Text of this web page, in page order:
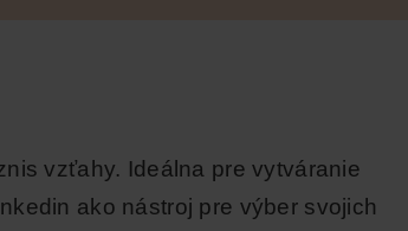
vzťahy. Ideálna pre vytváranie
ako nástroj pre výber svojich